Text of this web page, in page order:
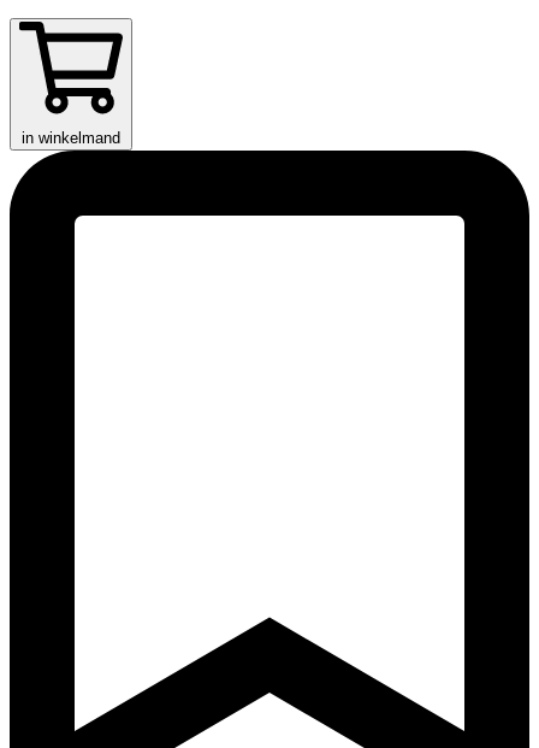
in winkelmand